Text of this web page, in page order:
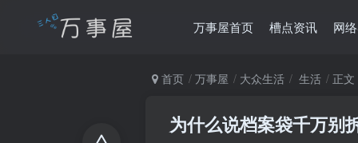
万事屋首页 槽点资讯 网
首页 万事屋 大众生活 生活 正文
为什么说档案袋千万别